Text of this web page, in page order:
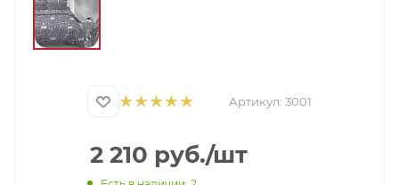
Артикул: 3001
2 210 руб./шт